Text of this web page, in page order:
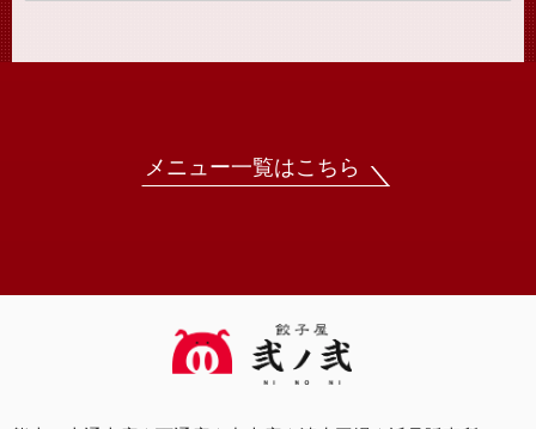
メニュー一覧はこちら